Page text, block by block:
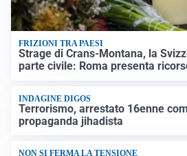
FRIZIONI TRA PAESI
Strage di Crans-Montana, la
parte civile: Roma presenta
INDAGINE DIGOS
Terrorismo, arrestato 16enne
propaganda jihadista
NON SI FERMA LA TENSIONE